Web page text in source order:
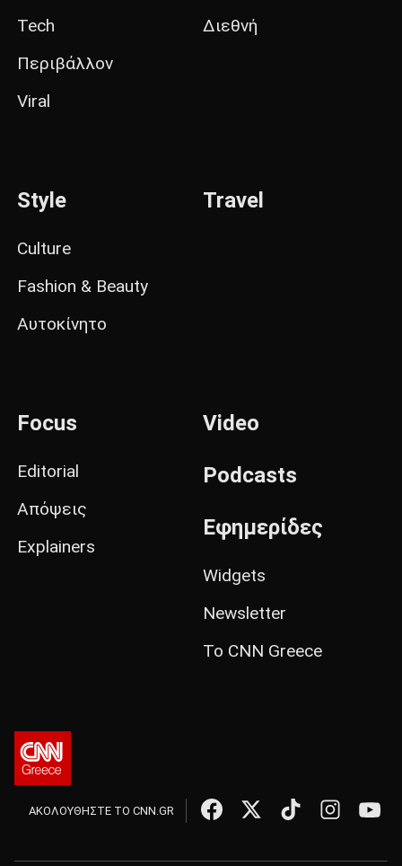
Tech
Περιβάλλον
Viral
Διεθνή
Style
Culture
Fashion & Beauty
Αυτοκίνητο
Travel
Focus
Editorial
Απόψεις
Explainers
Video
Podcasts
Εφημερίδες
Widgets
Newsletter
Το CNN Greece
ΑΚΟΛΟΥΘΗΣΤΕ ΤΟ CNN.GR